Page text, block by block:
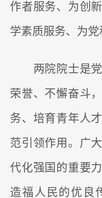
作者服务、为创
学素质服务、为党
两院院士是党
荣誉、不懈奋斗
务、培育青年人
范引领作用。广
代化强国的重要
造福人民的优良